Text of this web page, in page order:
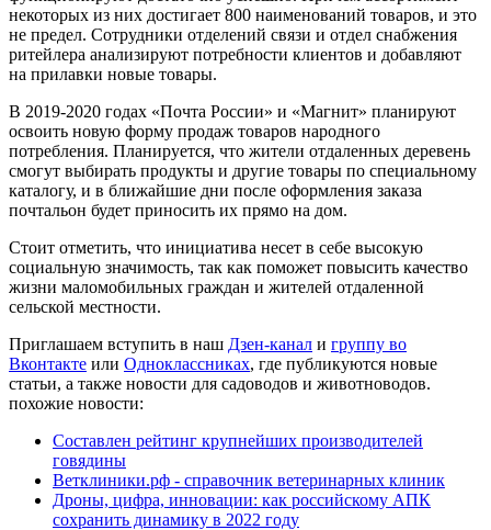
некоторых из них достигает 800 наименований товаров, и это
не предел. Сотрудники отделений связи и отдел снабжения
ритейлера анализируют потребности клиентов и добавляют
на прилавки новые товары.
В 2019-2020 годах «Почта России» и «Магнит» планируют
освоить новую форму продаж товаров народного
потребления. Планируется, что жители отдаленных деревень
смогут выбирать продукты и другие товары по специальному
каталогу, и в ближайшие дни после оформления заказа
почтальон будет приносить их прямо на дом.
Стоит отметить, что инициатива несет в себе высокую
социальную значимость, так как поможет повысить качество
жизни маломобильных граждан и жителей отдаленной
сельской местности.
Приглашаем вступить в наш Дзен-канал и группу во
Вконтакте или Одноклассниках, где публикуются новые
статьи, а также новости для садоводов и животноводов.
похожие новости:
Составлен рейтинг крупнейших производителей
говядины
Ветклиники.рф - справочник ветеринарных клиник
Дроны, цифра, инновации: как российскому АПК
сохранить динамику в 2022 году